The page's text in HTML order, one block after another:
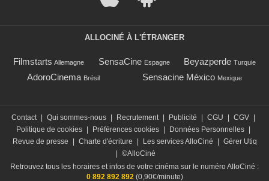
ALLOCINÉ À L'ÉTRANGER
Filmstarts Allemagne SensaCine Espagne Beyazperde Turquie
AdoroCinema Brésil Sensacine México Mexique
Contact Qui sommes-nous Recrutement Publicité CGU CGV
Politique de cookies
Préférences cookies Données Personnelles
Revue de presse
Charte d'écriture Les services AlloCiné
Gérer Utiq
©AlloCiné
Retrouvez tous les horaires et infos de votre cinéma sur le numéro AlloCiné :
0 892 892 892(0,90€/minute)